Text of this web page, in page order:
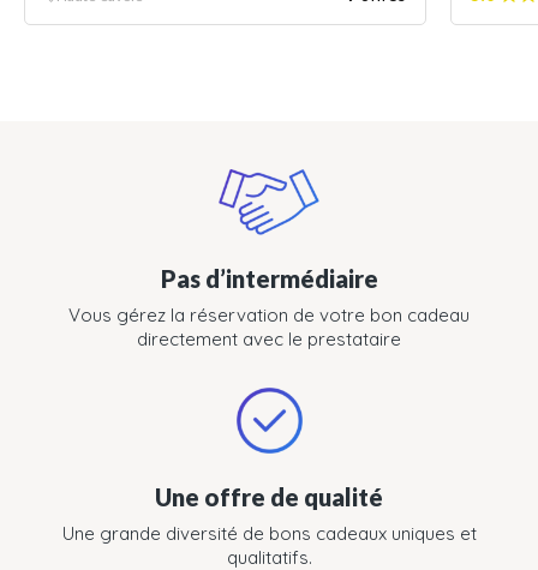
Pas d’intermédiaire
Vous gérez la réservation de votre bon cadeau
directement avec le prestataire
Une offre de qualité
Une grande diversité de bons cadeaux uniques et
qualitatifs.